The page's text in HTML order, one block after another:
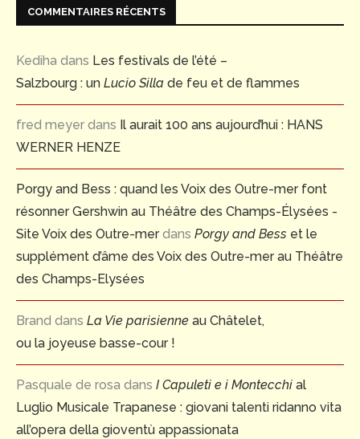
COMMENTAIRES RÉCENTS
Kediha dans Les festivals de l’été –
Salzbourg : un Lucio Silla de feu et de flammes
fred meyer dans Il aurait 100 ans aujourd’hui : HANS
WERNER HENZE
Porgy and Bess : quand les Voix des Outre-mer font
résonner Gershwin au Théâtre des Champs-Élysées -
Site Voix des Outre-merdans Porgy and Bess et le
supplément d’âme des Voix des Outre-mer au Théâtre
des Champs-Elysées
Brand dans La Vie parisienne au Châtelet,
ou la joyeuse basse-cour !
Pasquale de rosa dans I Capuleti e i Montecchi al
Luglio Musicale Trapanese : giovani talenti ridanno vita
all’opera della gioventù appassionata